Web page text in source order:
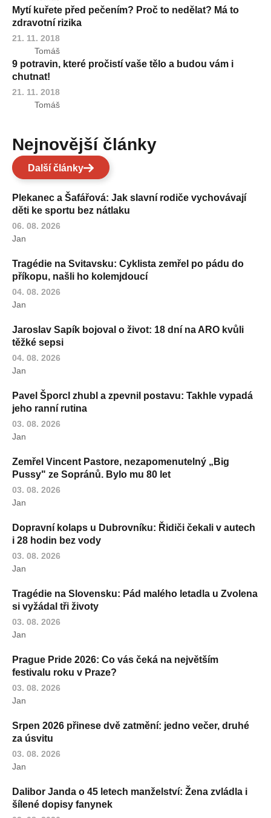
Mytí kuřete před pečením? Proč to nedělat? Má to
zdravotní rizika
21. 11. 2018
Tomáš
9 potravin, které pročistí vaše tělo a budou vám i
chutnat!
21. 11. 2018
Tomáš
Nejnovější články
Další články
Plekanec a Šafářová: Jak slavní rodiče vychovávají
děti ke sportu bez nátlaku
06. 08. 2026
Jan
Tragédie na Svitavsku: Cyklista zemřel po pádu do
příkopu, našli ho kolemjdoucí
04. 08. 2026
Jan
Jaroslav Sapík bojoval o život: 18 dní na ARO kvůli
těžké sepsi
04. 08. 2026
Jan
Pavel Šporcl zhubl a zpevnil postavu: Takhle vypadá
jeho ranní rutina
03. 08. 2026
Jan
Zemřel Vincent Pastore, nezapomenutelný „Big
Pussy" ze Sopránů. Bylo mu 80 let
03. 08. 2026
Jan
Dopravní kolaps u Dubrovníku: Řidiči čekali v autech
i 28 hodin bez vody
03. 08. 2026
Jan
Tragédie na Slovensku: Pád malého letadla u Zvolena
si vyžádal tři životy
03. 08. 2026
Jan
Prague Pride 2026: Co vás čeká na největším
festivalu roku v Praze?
03. 08. 2026
Jan
Srpen 2026 přinese dvě zatmění: jedno večer, druhé
za úsvitu
03. 08. 2026
Jan
Dalibor Janda o 45 letech manželství: Žena zvládla i
šílené dopisy fanynek